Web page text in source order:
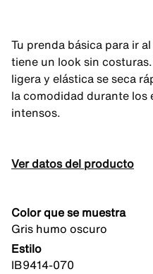
Tu prenda básica para ir
tiene un look sin
ligera y elástica se seca
la comodidad durante los
intensos.
Ver datos del producto
Color que se muestra
Gris humo oscuro
Estilo
IB9414-070